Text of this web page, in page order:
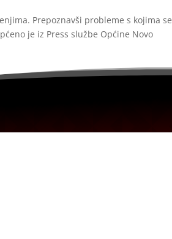
Prepoznavši probleme s kojima se
je iz Press službe Općine Novo